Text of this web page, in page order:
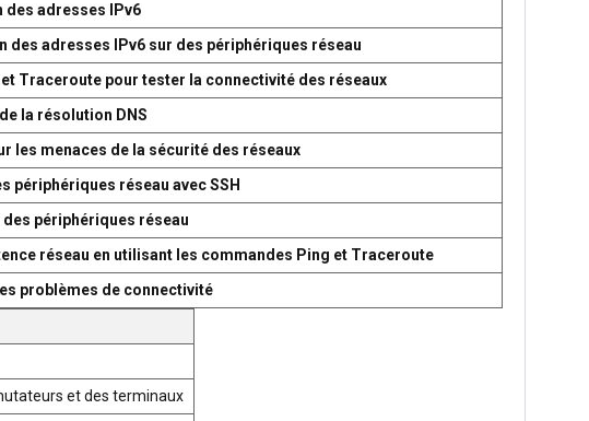
des adresses IPv6
des adresses IPv6 sur des périphériques réseau
Traceroute pour tester la connectivité des réseaux
la résolution DNS
les menaces de la sécurité des réseaux
périphériques réseau avec SSH
périphériques réseau
réseau en utilisant les commandes Ping et Traceroute
problèmes de connectivité
et des terminaux